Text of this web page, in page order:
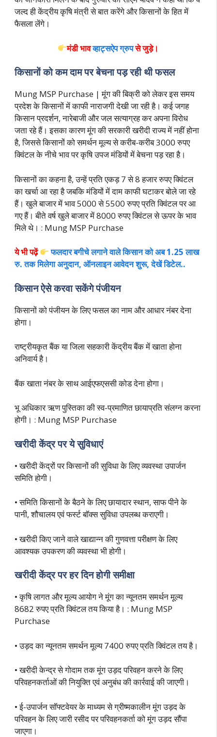
जल्द ही केंद्रीय कृषि मंत्री से बात करेंगे और किसानों के हित में
फैसला लेंगे।
मंडी भावव्हाट्सऐप ग्रुपसेजुड़े।
किसानों को कम दाम पर बेचना पड़ रही थी फसल
Mung MSP Purchase | मूंग की बिक्री को लेकर इस समय
प्रदेश के किसानों में काफी नाराजगी देखी जा रही है। कई जगह
किसान प्रदर्शन, नारेबाजी और जल सत्याग्रह कर अपना विरोध
जता रहे हैं। इसका कारण मूंग की सरकारी खरीदी राज्य में नहीं होना
है, जिससे किसानों को समर्थन मूल्य से करीब-करीब 3000 रुपए
क्विंटल के नीचे भाव पर कृषि उपज मंडियों में बेचना पड़ रहा है।
किसानों का कहना है, उन्हें प्रति एकड़ 7 से 8 हजार रुपए क्विंटल
का खर्चा आ रहा है जबकि मंडियों में दाम काफी घटाकर बोले जा रहे
हैं। खुले बाजार में भाव 5000 से 5500 रुपए प्रति क्विंटल पर आ
गए हैं। बीते वर्ष खुले बाजार में 8000 रुपए क्विंटल से ऊपर के भाव
मिले थे। : Mung MSP Purchase
ये भी पढ़ें
फलदार बगीचे लगाने वाले किसान को अब 1.25 लाख
रु. तक मिलेगा अनुदान, ऑनलाइन आवेदन शुरू, देखें डिटेल..
किसान ऐसे करवा सकेंगे पंजीयन
किसानों को पंजीयन के लिए फसल का नाम और आधार नंबर देना
होगा।
राष्ट्रीयकृत बैंक या जिला सहकारी केंद्रीय बैंक में खाता होना
अनिवार्य है।
बैंक खाता नंबर के साथ आईएफएससी कोड देना होगा।
भू अधिकार ऋण पुस्तिका की स्व-प्रमाणित छायाप्रति संलग्न करना
होगी। : Mung MSP Purchase
खरीदी केंद्र पर ये सुविधाएं
• खरीदी केंद्रों पर किसानों की सुविधा के लिए व्यवस्था उपार्जन
समिति होगी।
• समिति किसानों के बैठने के लिए छायादार स्थान, साफ पीने के
पानी, शौचालय एवं फर्स्ट बॉक्स सुविधा उपलब्ध कराएगी।
• खरीदी किए जाने वाले खाद्यान्न की गुणवत्ता परीक्षण के लिए
आवश्यक उपकरण की व्यवस्था भी होगी।
खरीदी केंद्र पर हर दिन होगी समीक्षा
• कृषि लागत और मूल्य आयोग ने मूंग का न्यूनतम समर्थन मूल्य
8682 रुपए प्रति क्विंटल तय किया है। : Mung MSP
Purchase
• उड़द का न्यूनतम समर्थन मूल्य 7400 रुपए प्रति क्विंटल तय है।
• खरीदी केन्द्र से गोदाम तक मूंग उड़द परिवहन करने के लिए
परिवहनकर्ताओं की नियुक्ति एवं अनुबंध की कार्रवाई की जाएगी।
• ई-उपार्जन सॉफ्टवेयर के माध्यम से ग्रीष्मकालीन मूंग उड़द के
परिवहन के लिए जारी रसीद पर परिवहनकर्ता को मूंग उड़द सौंपा
जाएगा।